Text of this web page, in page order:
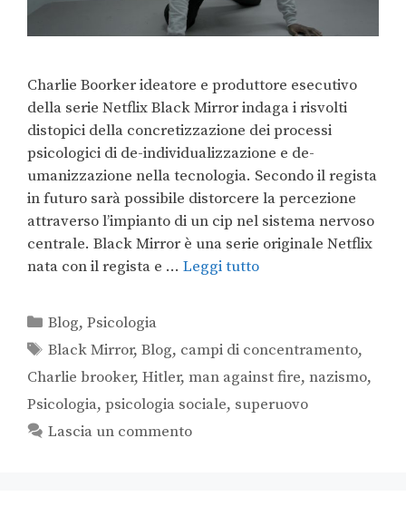
Charlie Boorker ideatore e produttore esecutivo
della serie Netflix Black Mirror indaga i risvolti
distopici della concretizzazione dei processi
psicologici di de-individualizzazione e de-
umanizzazione nella tecnologia. Secondo il regista
in futuro sarà possibile distorcere la percezione
attraverso l’impianto di un cip nel sistema nervoso
centrale. Black Mirror è una serie originale Netflix
nata con il regista e … Leggi tutto
Blog,Psicologia
Black Mirror,Blog, campi di concentramento,
Charlie brooker, Hitler, man against fire, nazismo,
Psicologia, psicologia sociale, superuovo
Lascia un commento